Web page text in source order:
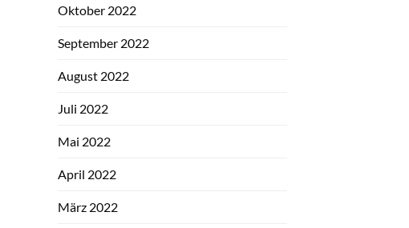
Oktober 2022
September 2022
August 2022
Juli 2022
Mai 2022
April 2022
März 2022